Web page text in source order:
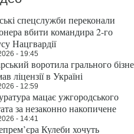
спецслужби переконали
вбити командира 2-го
Нацгвардії
- 19:45
воротила грального
ліцензії в Україні
- 12:59
мацає ужгородського
за незаконно накопичене
- 14:41
Кулеби хочуть